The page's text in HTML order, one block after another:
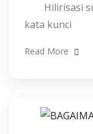
Hilirisasi
kata kunci
Read More